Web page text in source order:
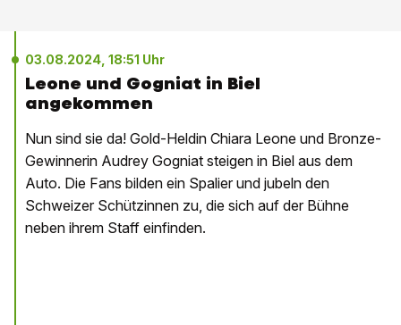
03.08.2024, 18:51 Uhr
Leone und Gogniat in Biel
angekommen
Nun sind sie da! Gold-Heldin Chiara Leone und Bronze-
Gewinnerin Audrey Gogniat steigen in Biel aus dem
Auto. Die Fans bilden ein Spalier und jubeln den
Schweizer Schützinnen zu, die sich auf der Bühne
neben ihrem Staff einfinden.